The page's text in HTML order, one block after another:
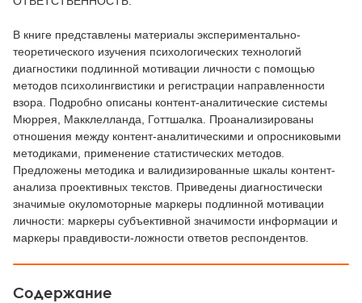
В книге представлены материалы экспериментально-
теоретического изучения психологических технологий
диагностики подлинной мотивации личности с помощью
методов психолингвистики и регистрации направленности
взора. Подробно описаны контент-аналитические системы
Мюррея, Макклелланда, Готтшалка. Проанализированы
отношения между контент-аналитическими и опросниковыми
методиками, применение статистических методов.
Предложены методика и валидизированные шкалы контент-
анализа проективных текстов. Приведены диагностически
значимые окуломоторные маркеры подлинной мотивации
личности: маркеры субъективной значимости информации и
маркеры правдивости-ложности ответов респондентов.
Содержание